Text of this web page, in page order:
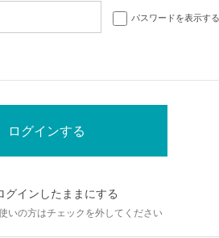
パスワードを表示する
グインしたままにする
いの方はチェックを外してください